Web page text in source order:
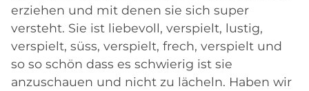
erziehen und mit denen sie sich super
versteht. Sie ist liebevoll, verspielt, lustig,
verspielt, süss, verspielt, frech, verspielt und
so so schön dass es schwierig ist sie
anzuschauen und nicht zu lächeln. Haben wir